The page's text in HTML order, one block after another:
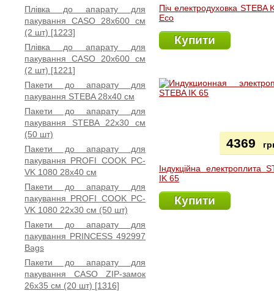
Плівка до апарату для
пакування CASO 28х600 см
(2 шт) [1223]
Плівка до апарату для
пакування CASO 20х600 см
(2 шт) [1221]
Пакети до апарату для
пакування STEBA 28x40 см
Пакети до апарату для
пакування STEBA 22x30 см
(50 шт)
Пакети до апарату для
пакування PROFI COOK PC-
VK 1080 28x40 см
Пакети до апарату для
пакування PROFI COOK PC-
VK 1080 22x30 см (50 шт)
Пакети до апарату для
пакування PRINCESS 492997
Bags
Пакети до апарату для
пакування CASO ZIP-замок
26x35 см (20 шт) [1316]
Піч електродуховка STEBA
Eco
Купити
Індукційна електроплита
IK 65
4369
Купити